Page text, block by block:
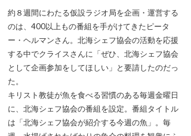
約８週間にわたる仮設ラジオ局を企画・運営する
のは、400以上もの番組を手がけてきたピータ
ー・ヘルマンさん。北海シェフ協会の活動を応援
する中でクライスさんに「ぜひ、北海シェフ協会
として企画参加をしてほしい」と要請したのだっ
た。
キリスト教徒が魚を食べる習慣のある毎週金曜日
に、北海シェフ協会の番組を設定。番組タイトル
は「北海シェフ協会が紹介する今週の魚」。毎